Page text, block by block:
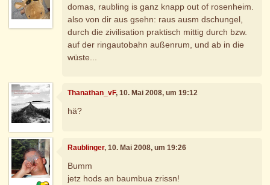
domas, raubling is ganz knapp out of rosenheim.
also von dir aus gsehn: raus ausm dschungel,
durch die zivilisation praktisch mittig durch bzw.
auf der ringautobahn außenrum, und ab in die
wüste...
Thanathan_vF, 10. Mai 2008, um 19:12
hä?
Raublinger, 10. Mai 2008, um 19:26
Bumm
jetz hods an baumbua zrissn!